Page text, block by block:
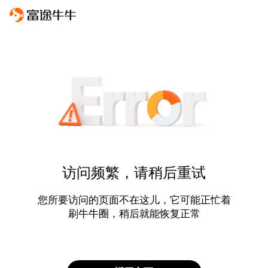
访问频繁，请稍后重试
您所要访问的页面不在这儿，它可能正忙着
刷牛牛圈，稍后就能恢复正常